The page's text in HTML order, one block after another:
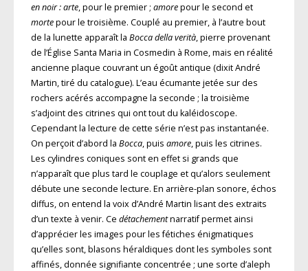
en noir : arte, pour le premier ; amorepour le second et
mortepour le troisième. Couplé au premier, à l’autre bout
de la lunette apparaît la Bocca della verità, pierre provenant
de l’Église Santa Maria in Cosmedin à Rome, mais en réalité
ancienne plaque couvrant un égoût antique (dixit André
Martin, tiré du catalogue). L’eau écumante jetée sur des
rochers acérés accompagne la seconde ; la troisième
s’adjoint des citrines qui ont tout du kaléidoscope.
Cependant la lecture de cette série n’est pas instantanée.
On perçoit d’abord la Bocca, puis amore, puis les citrines.
Les cylindres coniques sont en effet si grands que
n’apparaît que plus tard le couplage et qu’alors seulement
débute une seconde lecture. En arrière-plan sonore, échos
diffus, on entend la voix d’André Martin lisant des extraits
d’un texte à venir. Ce détachementnarratif permet ainsi
d’apprécier les images pour les fétiches énigmatiques
qu’elles sont, blasons héraldiques dont les symboles sont
affinés, donnée signifiante concentrée ; une sorte d’aleph